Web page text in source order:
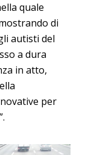
quale
di
autisti del
a dura
in atto,
per